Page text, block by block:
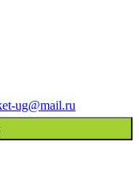
ug@mail.ru